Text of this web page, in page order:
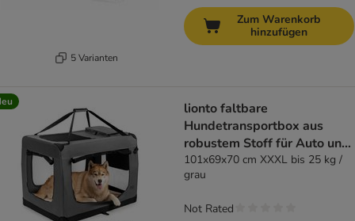
5 Varianten
Zum Warenkorb
hinzufügen
lionto faltbare
Hundetransportbox aus
robustem Stoff für Auto und
Reisen
101x69x70 cm XXXL bis 25 kg /
grau
Not Rated